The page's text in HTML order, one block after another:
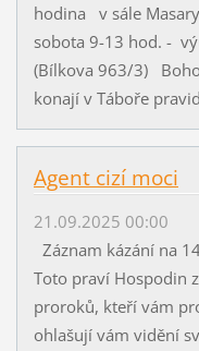
hodina v sále
sobota 9-13 hod. -
(Bílkova 963/3)
konají v Táboře
Agent cizí moci
21.09.2025 00:00
Záznam kázání na
Toto praví Hospodin
proroků, kteří vám
ohlašují vám vidění